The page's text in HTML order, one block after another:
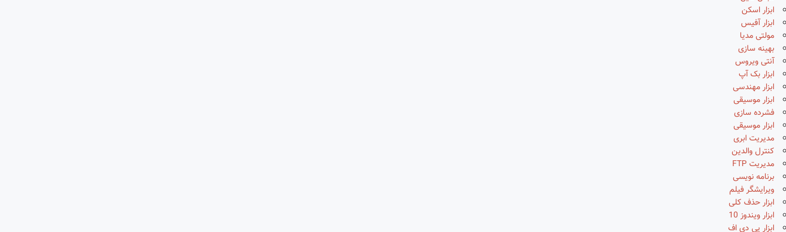
ابزار اسکن
ابزار آفیس
مولتی مدیا
بهینه سازی
آنتی ویروس
ابزار بک آپ
ابزار مهندسی
ابزار موسیقی
فشرده سازی
ابزار موسیقی
مدیریت ابری
کنترل والدین
مدیریت FTP
برنامه نویسی
ویرایشگر فیلم
ابزار حذف کلی
ابزار ویندوز 10
ابزار پی دی اف